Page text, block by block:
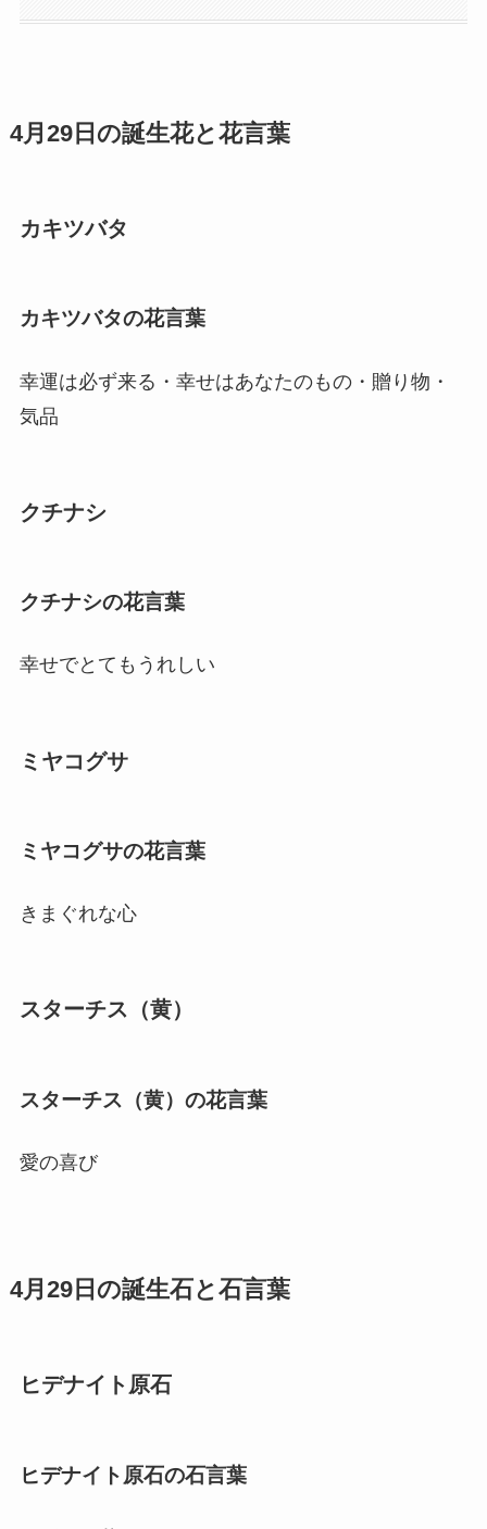
4月29日の誕生花と花言葉
カキツバタ
カキツバタの花言葉
幸運は必ず来る・幸せはあなたのもの・贈り物・
気品
クチナシ
クチナシの花言葉
幸せでとてもうれしい
ミヤコグサ
ミヤコグサの花言葉
きまぐれな心
スターチス（黄）
スターチス（黄）の花言葉
愛の喜び
4月29日の誕生石と石言葉
ヒデナイト原石
ヒデナイト原石の石言葉